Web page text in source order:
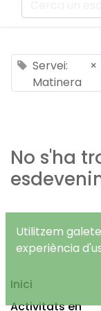
Servei:
Matinera
×
No s'ha
Inici
Activitats en
Utilitzem
experiència